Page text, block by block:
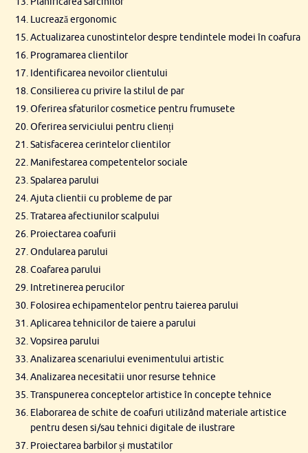
Lucrează ergonomic
Actualizarea cunostintelor despre tendintele modei în coafura
Programarea clientilor
Identificarea nevoilor clientului
Consilierea cu privire la stilul de par
Oferirea sfaturilor cosmetice pentru frumusete
Oferirea serviciului pentru clienți
Satisfacerea cerintelor clientilor
Manifestarea competentelor sociale
Spalarea parului
Ajuta clientii cu probleme de par
Tratarea afectiunilor scalpului
Proiectarea coafurii
Ondularea parului
Coafarea parului
Intretinerea perucilor
Folosirea echipamentelor pentru taierea parului
Aplicarea tehnicilor de taiere a parului
Vopsirea parului
Analizarea scenariului evenimentului artistic
Analizarea necesitatii unor resurse tehnice
Transpunerea conceptelor artistice în concepte tehnice
Elaborarea de schite de coafuri utilizând materiale artistice
pentru desen si/sau tehnici digitale de ilustrare
Proiectarea barbilor și mustatilor